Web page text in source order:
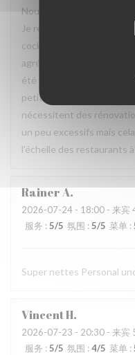
Nous avons passé une
Je recommande
cocktails étaient très
agréable - Le service
été particulièrement
petits moins : - Les
nécessitent des
un peu excessifs mais
l'échelle des restaurants
RainerA
2026-07-24 - 18:00 - 来宾
服务 : 5/5 氛围 : 5/5 菜单 :
Super nettes Personal
VincentH
2026-07-23 - 20:30 - 来宾
服务 : 5/5 氛围 : 4/5 菜单 :